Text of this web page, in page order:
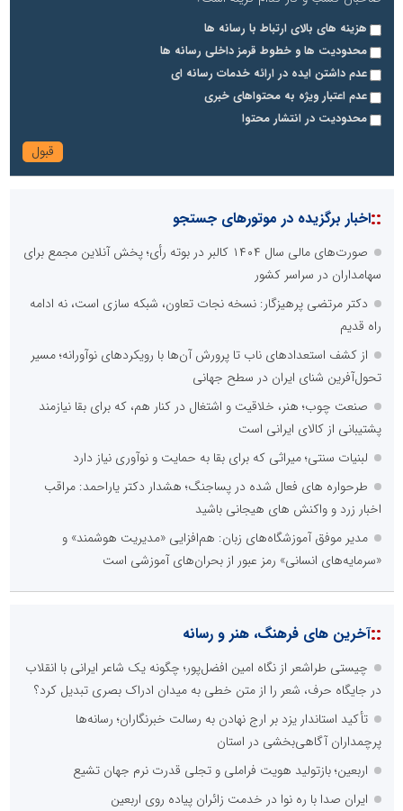
هزینه های بالای ارتباط با رسانه ها
محدودیت ها و خطوط قرمز داخلی رسانه ها
عدم داشتن ایده در ارائه خدمات رسانه ای
عدم اعتبار ویژه به محتواهای خبری
محدودیت در انتشار محتوا
::اخبار برگزیده در موتورهای جستجو
صورت‌های مالی سال ۱۴۰۴ کالبر در بوته رأی؛ پخش آنلاین مجمع برای
سهامداران در سراسر کشور
دکتر مرتضی پرهیزگار: نسخه نجات تعاون، شبکه سازی است، نه ادامه
راه قدیم
از کشف استعدادهای ناب تا پرورش آن‌ها با رویکردهای نوآورانه؛ مسیر
تحول‌آفرین شنای ایران در سطح جهانی
صنعت چوب؛ هنر، خلاقیت و اشتغال در کنار هم، که برای بقا نیازمند
پشتیبانی از کالای ایرانی است
لبنیات سنتی؛ میراثی که برای بقا به حمایت و نوآوری نیاز دارد
طرحواره های فعال شده در پساجنگ؛ هشدار دکتر یاراحمد: مراقب
اخبار زرد و واکنش های هیجانی باشید
مدیر موفق آموزشگاه‌های زبان: هم‌افزایی «مدیریت هوشمند» و
«سرمایه‌های انسانی» رمز عبور از بحران‌های آموزشی است
::آخرین های فرهنگ، هنر و رسانه
چیستی طراشعر از نگاه امین افضل‌پور؛ چگونه یک شاعر ایرانی با انقلاب
در جایگاه حرف، شعر را از متن خطی به میدان ادراک بصری تبدیل کرد؟
تأکید استاندار یزد بر ارج نهادن به رسالت خبرنگاران؛ رسانه‌ها
پرچمداران آگاهی‌بخشی در استان
اربعین؛ بازتولید هویت فراملی و تجلی قدرت نرم جهان تشیع
ایران صدا با ره نوا در خدمت زائران پیاده روی اربعین